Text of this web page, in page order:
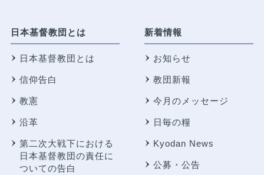
日本基督教団とは
日本基督教団とは
信仰告白
教憲
沿革
第二次大戦下における
日本基督教団の責任に
ついての告白
新着情報
お知らせ
教団新報
今月のメッセージ
日毎の糧
Kyodan News
公募・公告